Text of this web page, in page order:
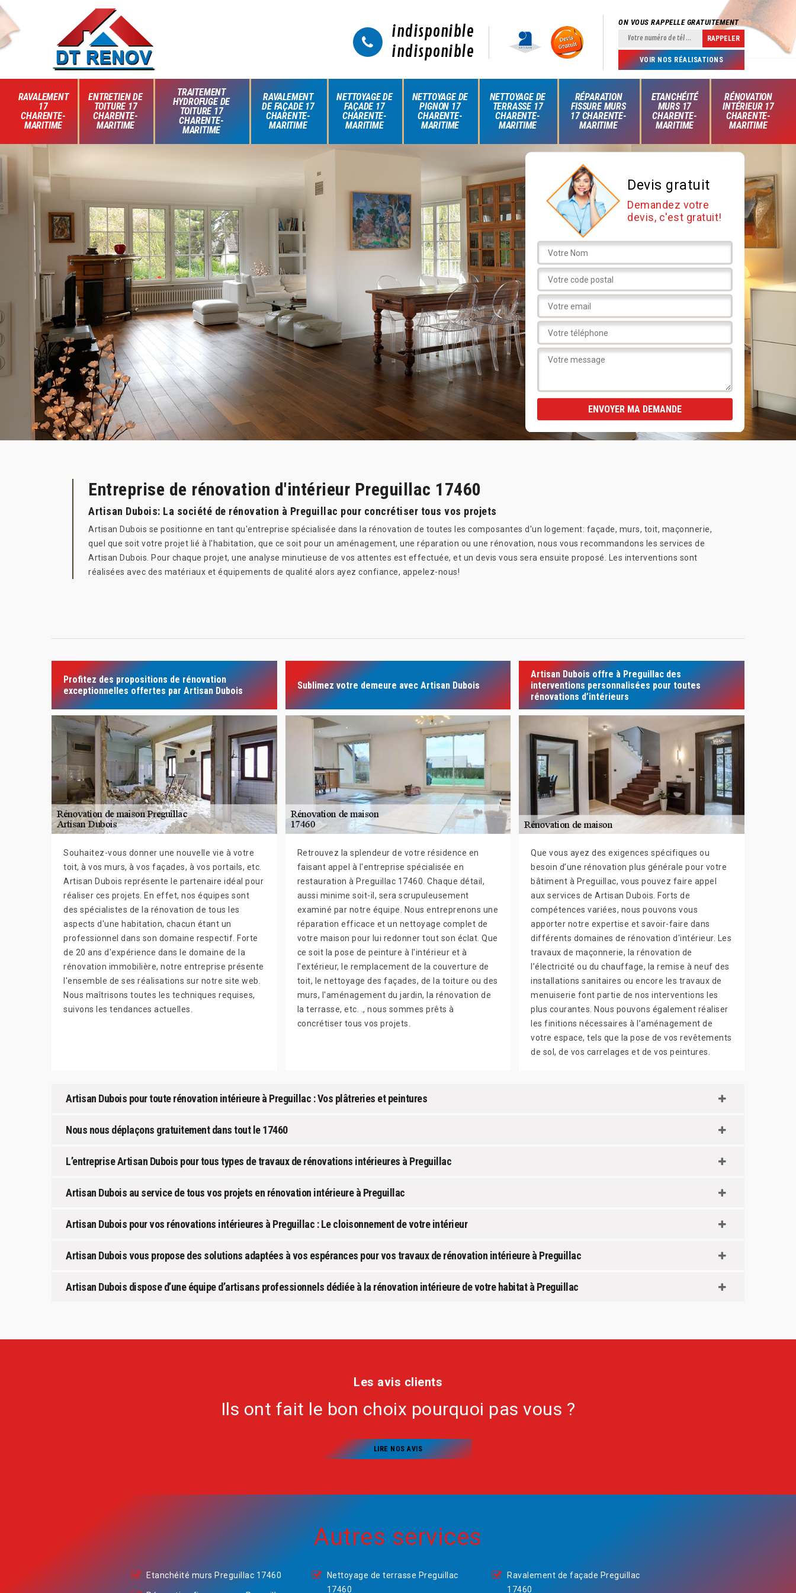
indisponible
indisponible
ON VOUS RAPPELLE GRATUITEMENT
VOIR NOS RÉALISATIONS
RAVALEMENT
17
CHARENTE-
MARITIME
ENTRETIEN DE
TOITURE 17
CHARENTE-
MARITIME
TRAITEMENT
HYDROFUGE DE
TOITURE 17
CHARENTE-
MARITIME
RAVALEMENT
DE FAÇADE 17
CHARENTE-
MARITIME
NETTOYAGE DE
FAÇADE 17
CHARENTE-
MARITIME
NETTOYAGE DE
PIGNON 17
CHARENTE-
MARITIME
NETTOYAGE DE
TERRASSE 17
CHARENTE-
MARITIME
RÉPARATION
FISSURE MURS
17 CHARENTE-
MARITIME
ETANCHÉITÉ
MURS 17
CHARENTE-
MARITIME
RÉNOVATION
INTÉRIEUR 17
CHARENTE-
MARITIME
Devis gratuit
Demandez votre
devis, c'est gratuit!
Entreprise de rénovation d'intérieur Preguillac 17460
Artisan Dubois: La société de rénovation à Preguillac pour concrétiser tous vos projets
Artisan Dubois se positionne en tant qu'entreprise spécialisée dans la rénovation de toutes les composantes d'un logement: façade, murs, toit, maçonnerie,
quel que soit votre projet lié à l'habitation, que ce soit pour un aménagement, une réparation ou une rénovation, nous vous recommandons les services de
Artisan Dubois. Pour chaque projet, une analyse minutieuse de vos attentes est effectuée, et un devis vous sera ensuite proposé. Les interventions sont
réalisées avec des matériaux et équipements de qualité alors ayez confiance, appelez-nous!
Profitez des propositions de rénovation
exceptionnelles offertes par Artisan Dubois
Souhaitez-vous donner une nouvelle vie à votre
toit, à vos murs, à vos façades, à vos portails, etc.
Artisan Dubois représente le partenaire idéal pour
réaliser ces projets. En effet, nos équipes sont
des spécialistes de la rénovation de tous les
aspects d'une habitation, chacun étant un
professionnel dans son domaine respectif. Forte
de 20 ans d'expérience dans le domaine de la
rénovation immobilière, notre entreprise présente
l'ensemble de ses réalisations sur notre site web.
Nous maîtrisons toutes les techniques requises,
suivons les tendances actuelles.
Sublimez votre demeure avec Artisan Dubois
Retrouvez la splendeur de votre résidence en
faisant appel à l'entreprise spécialisée en
restauration à Preguillac 17460. Chaque détail,
aussi minime soit-il, sera scrupuleusement
examiné par notre équipe. Nous entreprenons une
réparation efficace et un nettoyage complet de
votre maison pour lui redonner tout son éclat. Que
ce soit la pose de peinture à l'intérieur et à
l'extérieur, le remplacement de la couverture de
toit, le nettoyage des façades, de la toiture ou des
murs, l'aménagement du jardin, la rénovation de
la terrasse, etc. ., nous sommes prêts à
concrétiser tous vos projets.
Artisan Dubois offre à Preguillac des
interventions personnalisées pour toutes
rénovations d’intérieurs
Que vous ayez des exigences spécifiques ou
besoin d’une rénovation plus générale pour votre
bâtiment à Preguillac, vous pouvez faire appel
aux services de Artisan Dubois. Forts de
compétences variées, nous pouvons vous
apporter notre expertise et savoir-faire dans
différents domaines de rénovation d'intérieur. Les
travaux de maçonnerie, la rénovation de
l’électricité ou du chauffage, la remise à neuf des
installations sanitaires ou encore les travaux de
menuiserie font partie de nos interventions les
plus courantes. Nous pouvons également réaliser
les finitions nécessaires à l’aménagement de
votre espace, tels que la pose de vos revêtements
de sol, de vos carrelages et de vos peintures.
Artisan Dubois pour toute rénovation intérieure à Preguillac : Vos plâtreries et peintures
Nous nous déplaçons gratuitement dans tout le 17460
L’entreprise Artisan Dubois pour tous types de travaux de rénovations intérieures à Preguillac
Artisan Dubois au service de tous vos projets en rénovation intérieure à Preguillac
Artisan Dubois pour vos rénovations intérieures à Preguillac : Le cloisonnement de votre intérieur
Artisan Dubois vous propose des solutions adaptées à vos espérances pour vos travaux de rénovation intérieure à Preguillac
Artisan Dubois dispose d’une équipe d’artisans professionnels dédiée à la rénovation intérieure de votre habitat à Preguillac
Les avis clients
Ils ont fait le bon choix pourquoi pas vous ?
LIRE NOS AVIS
Autres services
Etanchéité murs Preguillac 17460
Nettoyage de terrasse Preguillac
17460
Ravalement de façade Preguillac
17460